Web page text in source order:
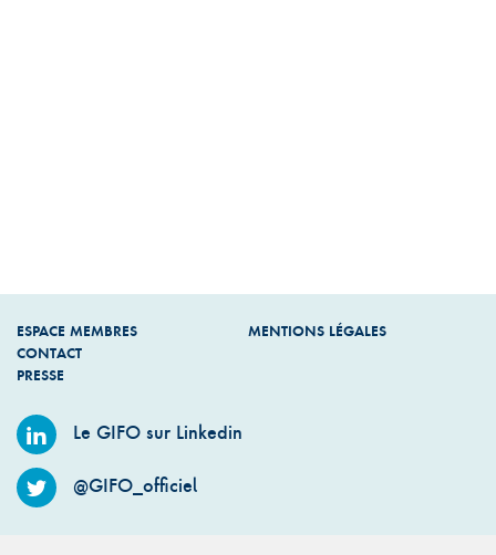
ESPACE MEMBRES
CONTACT
PRESSE
MENTIONS LÉGALES
Le GIFO sur Linkedin
@GIFO_officiel